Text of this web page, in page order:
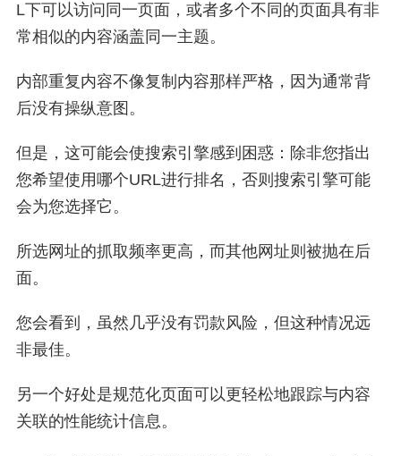
L下可以访问同一页面，或者多个不同的页面具有非
常相似的内容涵盖同一主题。
内部重复内容不像复制内容那样严格，因为通常背
后没有操纵意图。
但是，这可能会使搜索引擎感到困惑：除非您指出
您希望使用哪个URL进行排名，否则搜索引擎可能
会为您选择它。
所选网址的抓取频率更高，而其他网址则被抛在后
面。
您会看到，虽然几乎没有罚款风险，但这种情况远
非最佳。
另一个好处是规范化页面可以更轻松地跟踪与内容
关联的性能统计信息。